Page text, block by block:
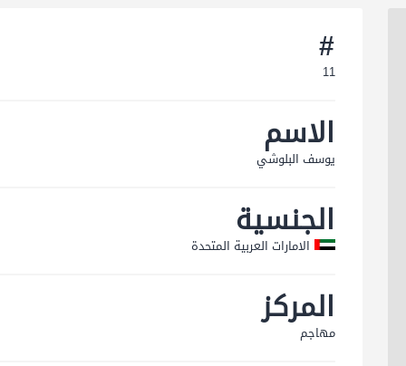
#
11
الاسم
یوسف البلوشي
الجنسية
الامارات العربية المتحدة
المركز
مهاجم